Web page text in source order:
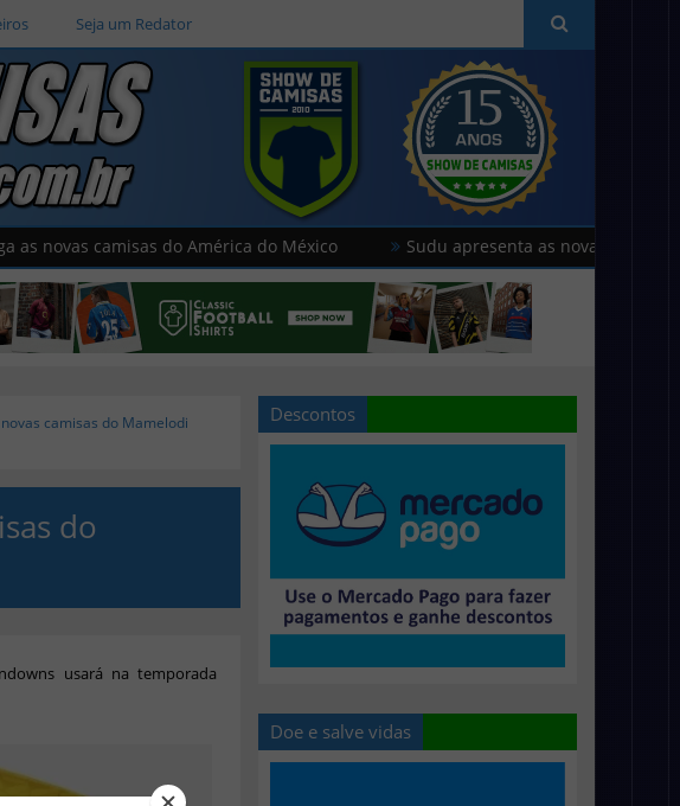
Seja um Redator
camisas do América do México Sudu apresenta as novas camisas do País
camisas do Mamelodi
do
usará na temporada
Descontos
Doe e salve vidas